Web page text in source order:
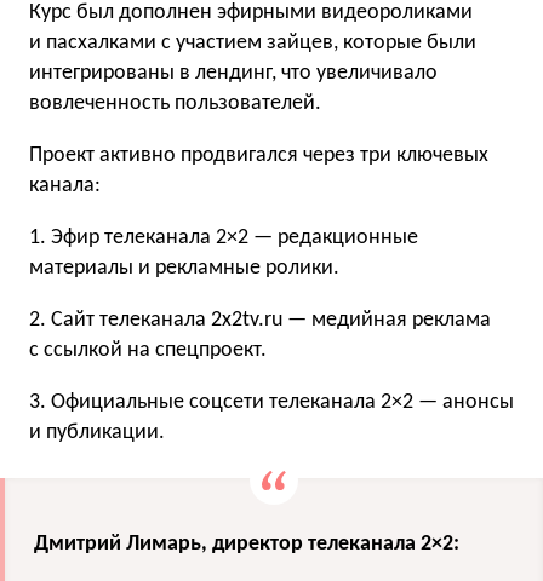
Курс был дополнен эфирными видеороликами
и пасхалками с участием зайцев, которые были
интегрированы в лендинг, что увеличивало
вовлеченность пользователей.
Проект активно продвигался через три ключевых
канала:
1. Эфир телеканала 2×2 — редакционные
материалы и рекламные ролики.
2. Сайт телеканала 2х2tv.ru — медийная реклама
с ссылкой на спецпроект.
3. Официальные соцсети телеканала 2×2 — анонсы
и публикации.
Дмитрий Лимарь, директор телеканала 2×2: